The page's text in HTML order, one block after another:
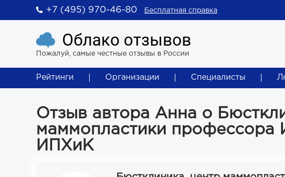
+7 (495) 970-46-80 Бесплатная справка
Облако отзывов
Пожалуй, самые честные отзывы в России
Рейтинги Организации Специалисты
Отзыв автора Анна о
маммопластики профессора
ИПХиК